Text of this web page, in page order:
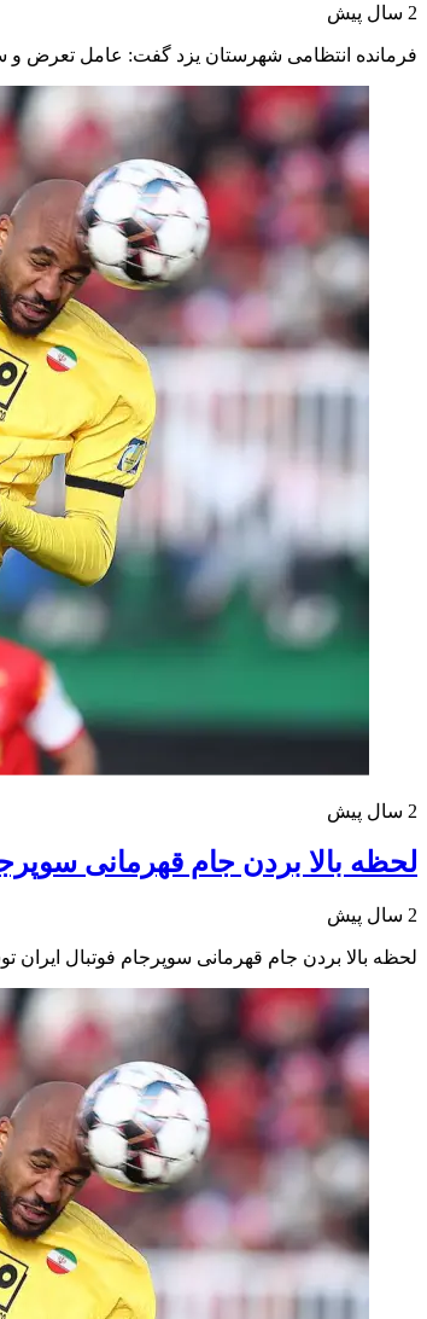
2 سال پیش
فرمانده انتظامی شهرستان یزد گفت: عامل تعرض و
2 سال پیش
لحظه بالا بردن جام قهرمانی
2 سال پیش
لحظه بالا بردن جام قهرمانی سوپرجام فوتبال ایران